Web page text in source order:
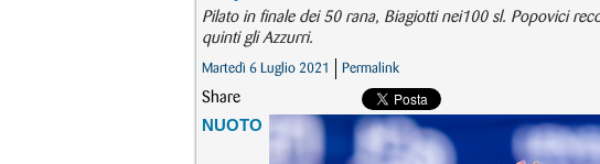
Pilato in finale dei 50 rana, Biagiotti nei100 sl. Popovici
quinti gli Azzurri.
Martedì 6 Luglio 2021 Permalink
Share
NUOTO